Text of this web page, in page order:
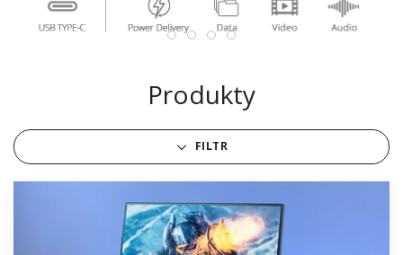
Produkty
FILTR